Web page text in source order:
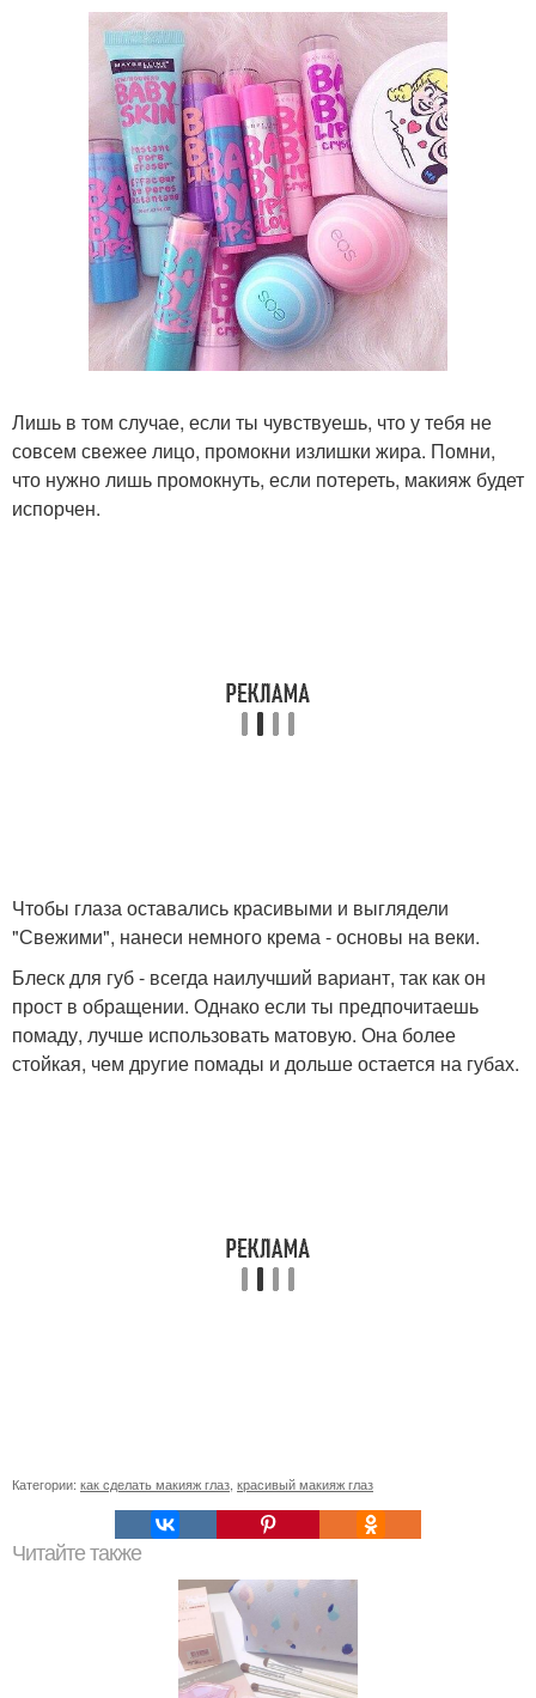
Лишь в том случае, если ты чувствуешь, что у тебя не
совсем свежее лицо, промокни излишки жира. Помни,
что нужно лишь промокнуть, если потереть, макияж будет
испорчен.
Чтобы глаза оставались красивыми и выглядели
"Свежими", нанеси немного крема - основы на веки.
Блеск для губ - всегда наилучший вариант, так как он
прост в обращении. Однако если ты предпочитаешь
помаду, лучше использовать матовую. Она более
стойкая, чем другие помады и дольше остается на губах.
Категории: как сделать макияж глаз красивый макияж глаз
Читайте также